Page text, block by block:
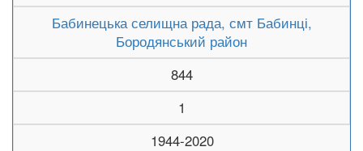
Бабинецька селищна рада, смт Бабинці,
Бородянський район
844
1
1944-2020